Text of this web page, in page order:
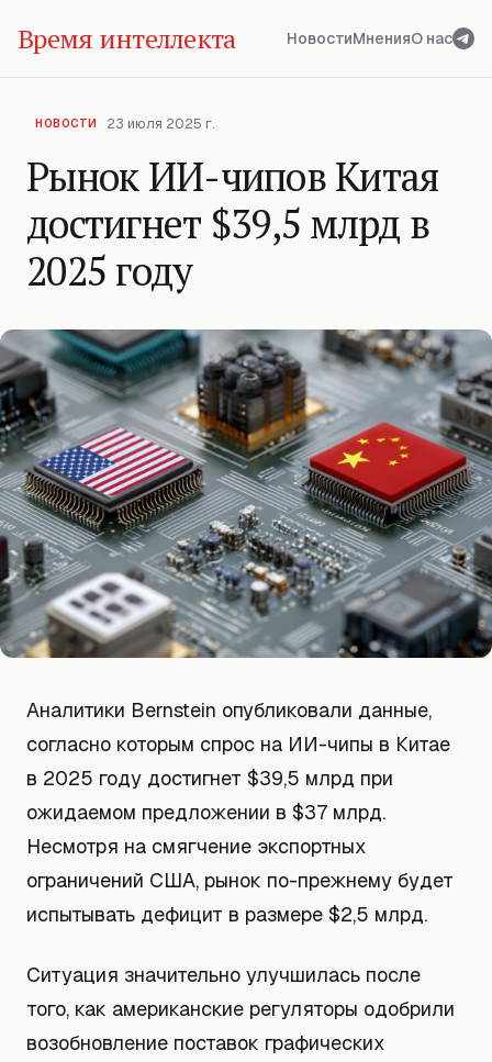
Время интеллекта НовостиМненияО нас
НОВОСТИ 23 июля 2025 г.
Рынок ИИ-чипов Китая
достигнет $39,5 млрд в
2025 году
Аналитики Bernstein опубликовали данные,
согласно которым спрос на ИИ-чипы в Китае
в 2025 году достигнет $39,5 млрд при
ожидаемом предложении в $37 млрд.
Несмотря на смягчение экспортных
ограничений США, рынок по-прежнему будет
испытывать дефицит в размере $2,5 млрд.
Ситуация значительно улучшилась после
того, как американские регуляторы одобрили
возобновление поставок графических